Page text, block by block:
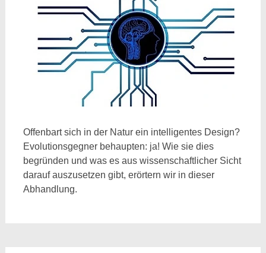
Offenbart sich in der Natur ein intelligentes Design?
Evolutionsgegner behaupten: ja! Wie sie dies
begründen und was es aus wissenschaftlicher Sicht
darauf auszusetzen gibt, erörtern wir in dieser
Abhandlung.